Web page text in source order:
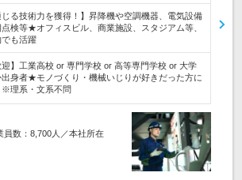
じる技術力を獲得！】昇降機や空調機器、電気設備
検等★オフィスビル、商業施設、スタジアム等、
も活躍
迎】工業高校 or 専門学校 or 高等専門学校 or 大学
身者★モノづくり・機械いじりが好きだった方に
※理系・文系不問
員数：8,700人／本社所在